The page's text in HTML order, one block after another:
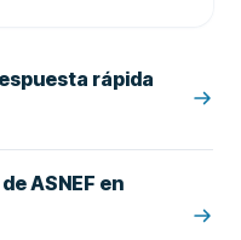
rápida
ASNEF en